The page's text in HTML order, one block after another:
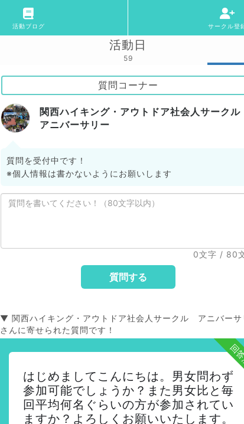
活動ブログ サークル登
活動日
59
質問コーナー
関西ハイキング・アウトドア社会人サークル
アニバーサリー
質問を受付中です！
※個人情報は書かないようにお願いします
0文字 / 80
▼ 関西ハイキング・アウトドア社会人サークル アニバーサ
さんに寄せられた質問です！
回
はじめましてこんにちは。男女問わず
参加可能でしょうか？また男女比と毎
回平均何名ぐらいの方が参加されてい
ますか？よろしくお願いいたします。